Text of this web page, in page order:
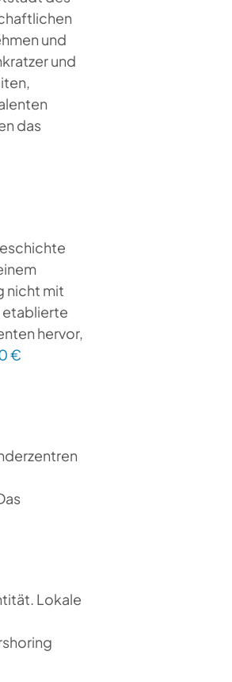
und
und
das
nicht mit
etablierte
hervor,
€
Lokale